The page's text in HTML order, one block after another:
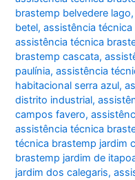
brastemp belvedere lago
betel,assistência
assistência técnica
brastemp cascata,
paulínia,assistência
habitacional serra azul,
distrito industrial,
campos favero,
assistência técnica
técnica brastemp jardim
brastemp jardim de
jardim dos calegaris,